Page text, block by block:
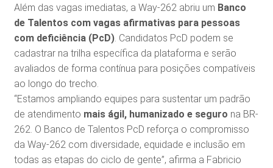
Além das vagas imediatas, a Way-262 abriu um Banco
de Talentos com vagas afirmativas para pessoas
com deficiência (PcD). Candidatos PcD podem se
cadastrar na trilha específica da plataforma e serão
avaliados de forma contínua para posições compatíveis
ao longo do trecho.
“Estamos ampliando equipes para sustentar um padrão
de atendimento mais ágil, humanizado e seguro na BR-
262. O Banco de Talentos PcD reforça o compromisso
da Way-262 com diversidade, equidade e inclusão em
todas as etapas do ciclo de gente”, afirma a Fabricio